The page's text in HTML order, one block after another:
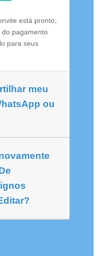
está pronto,
pagamento
para seus
meu
ou